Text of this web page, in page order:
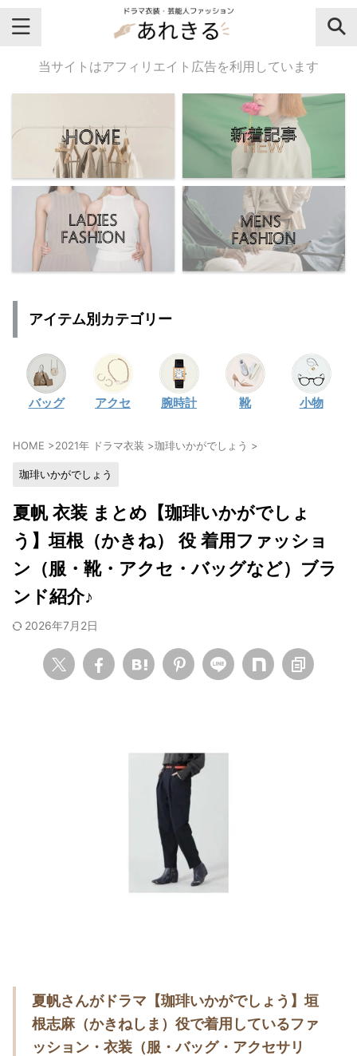
＼芸能人名・ドラマ名で検索♪／
気になるドラマ名や芸能人名でおし
ゃれなドラマ衣装・ファッションを
チェックしてね♪
【よく検索されてる女性芸能人】
・
広瀬すず
川口春奈
・ 石原さとみ
・広瀬アリス
永野芽郁
・波瑠
・奈緒
・ 高畑充希
さとうほなみ
前田敦子
・
水川あさみ
・田中みな実
松岡茉優
福原遥
トリンドル玲奈
深田恭子
芳根京子
当サイトはアフィリエイト広告を利用しています
アイテム別カテゴリー
バッグ アクセ 腕時計 靴 小物
HOME >2021年 ドラマ衣装 >珈琲いかがでしょう >
珈琲いかがでしょう
夏帆 衣装 まとめ【珈琲いかがでしょ
う】垣根（かきね） 役 着用ファッショ
ン（服・靴・アクセ・バッグなど）ブラ
ンド紹介♪
2026年7月2日
夏帆さんがドラマ【珈琲いかがでしょう】垣
根志麻（かきねしま）役で着用しているファ
ッション・衣装（服・バッグ・アクセサリ